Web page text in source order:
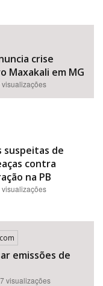
crise
Maxakali em MG
suspeitas de
contra
na PB
emissões de
visualizações